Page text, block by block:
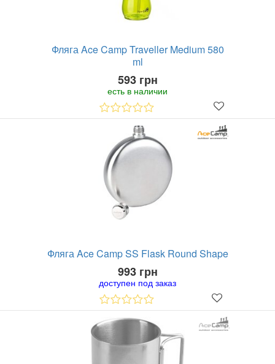
Фляга Ace Camp Traveller Medium 580
ml
593 грн
есть в наличии
Фляга Ace Camp SS Flask Round Shape
993 грн
доступен под заказ